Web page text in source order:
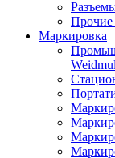
Прочие
Маркировка